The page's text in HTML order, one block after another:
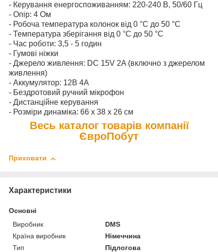
- Керування енергоспоживанням: 220-240 В, 50/60 Гц
- Опір: 4 Ом
- Робоча температура колонок від 0 °C до 50 °C
- Температура зберігання від 0 °C до 50 °C
- Час роботи: 3,5 - 5 годин
- Гумові ніжки
- Джерело живлення: DC 15V 2A (включно з джерелом
живлення)
- Аккумулятор: 12В 4А
- Бездротовий ручний мікрофон
- Дистанційне керування
- Розміри динаміка: 66 х 38 х 26 см
Весь каталог товарів компанії
ЄвроПобут
Приховати
Характеристики
Основні
Виробник
DMS
Країна виробник
Німеччина
Тип
Підлогова